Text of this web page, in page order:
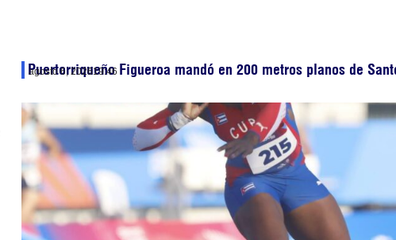
Puertorriqueño Figueroa mandó en 200 metros planos de
agosto 6, 202619:46